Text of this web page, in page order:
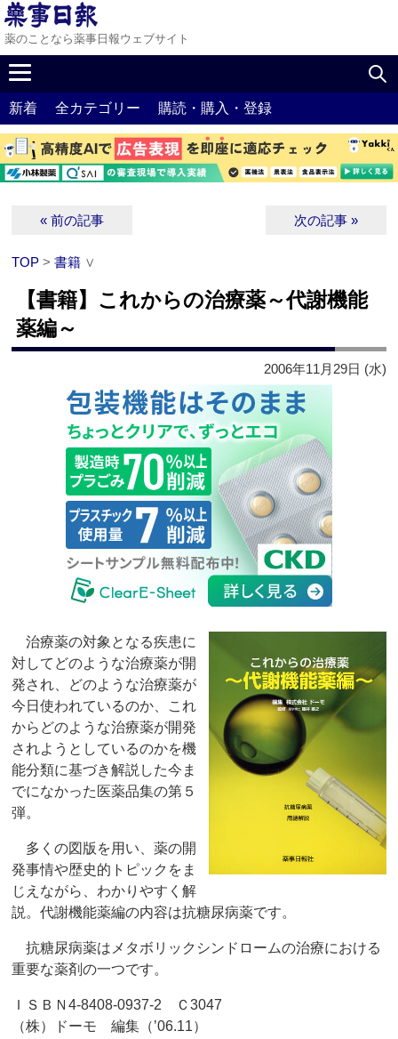
薬のことなら薬事日報ウェブサイト
新着 全カテゴリー 購読・購入・登録
« 前の記事 次の記事 »
TOP >書籍 ∨
【書籍】これからの治療薬～代謝機能
薬編～
2006年11月29日 (水)
治療薬の対象となる疾患に
対してどのような治療薬が開
発され、どのような治療薬が
今日使われているのか、これ
からどのような治療薬が開発
されようとしているのかを機
能分類に基づき解説した今ま
でになかった医薬品集の第５
弾。
多くの図版を用い、薬の開
発事情や歴史的トピックをま
じえながら、わかりやすく解
説。代謝機能薬編の内容は抗糖尿病薬です。
抗糖尿病薬はメタボリックシンドロームの治療における
重要な薬剤の一つです。
ＩＳＢＮ4-8408-0937-2 Ｃ3047
（株）ドーモ 編集（’06.11）